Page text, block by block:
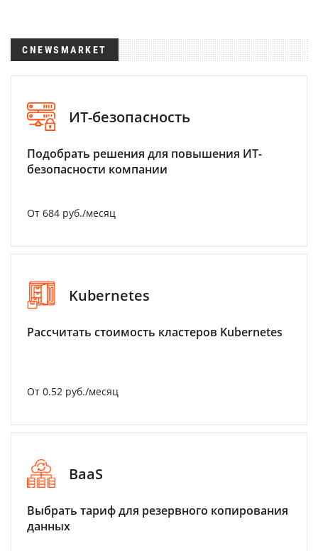
CNEWSMARKET
ИТ-безопасность
Подобрать решения для повышения ИТ-
безопасности компании
От 684 руб./месяц
Kubernetes
Рассчитать стоимость кластеров Kubernetes
От 0.52 руб./месяц
BaaS
Выбрать тариф для резервного копирования
данных